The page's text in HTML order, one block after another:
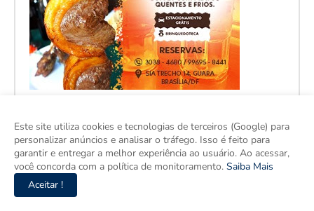
Este site utiliza cookies e tecnologias de terceiros (Google) para
personalizar anúncios e analisar o tráfego. Isso é feito para
garantir e entregar a melhor experiência ao usuário. Ao acessar,
você concorda com a política de monitoramento. Saiba Mais
Aceitar !